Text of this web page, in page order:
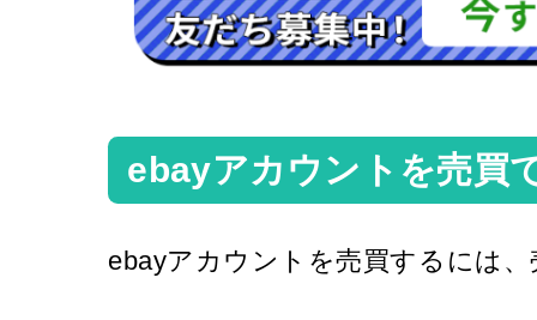
ebayアカウントを売買
ebayアカウントを売買するには